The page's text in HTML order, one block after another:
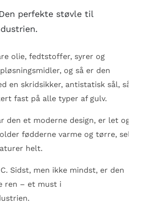
perfekte støvle til
olie, fedtstoffer, syrer og
og så er den
en skridsikker, antistatisk sål, så
fast på alle typer af gulv.
den et moderne design, er let og
fødderne varme og tørre, selv
helt.
Sidst, men ikke mindst, er den
ren – et must i